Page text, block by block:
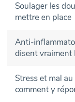
Soulager les
mettre en place
Anti-
disent vraiment
Stress et mal
comment y